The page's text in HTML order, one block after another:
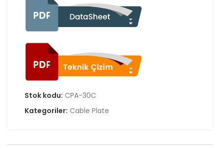
Stok kodu: CPA-30C
Kategoriler: Cable Plate